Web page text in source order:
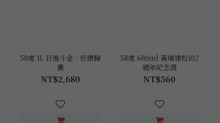
58度 1L 日進斗金．好康歸
甕
NT$2,680
58度 600ml 黃埔建校102
週年紀念酒
NT$560